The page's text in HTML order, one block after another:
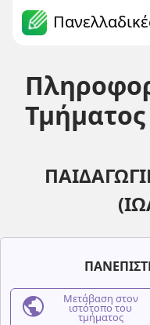
Τμήματος
public Μετάβαση στον
ιστότοπο του
τμήματος